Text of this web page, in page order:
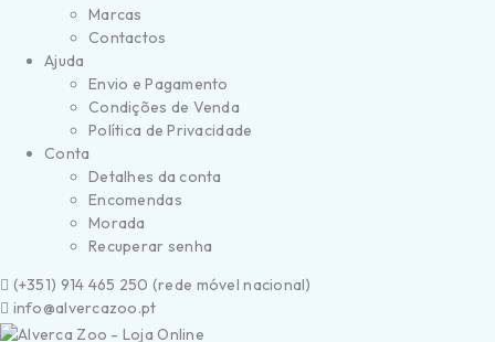
Marcas
Contactos
Ajuda
Envio e Pagamento
Condições de Venda
Política de Privacidade
Conta
Detalhes da conta
Encomendas
Morada
Recuperar senha
(+351) 914 465 250 (rede móvel nacional)
info@alvercazoo.pt